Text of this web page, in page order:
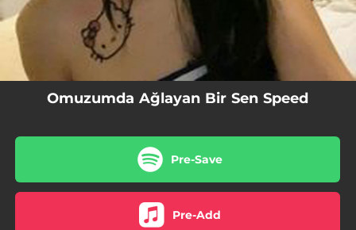
Omuzumda Ağlayan Bir Sen Speed
Pre-Save
Pre-Add